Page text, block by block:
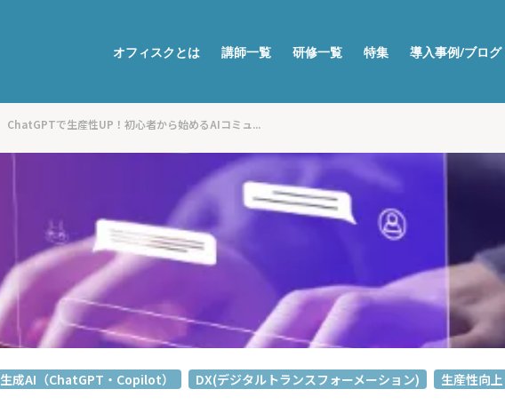
ChatGPTで生産性UP！初心者から始めるAIコミュ...
生成AI（ChatGPT・Copilot） DX(デジタルトランスフォーメーション) 生産性向上
オフィスクとは 講師一覧 研修一覧 特集 導入事例/ブログ